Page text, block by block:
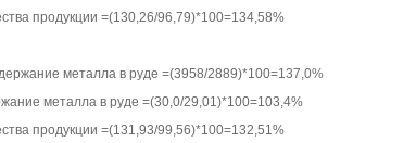
продукции =(130,26/96,79)*100=134,58%
металла в руде =(3958/2889)*100=137,0%
металла в руде =(30,0/29,01)*100=103,4%
продукции =(131,93/99,56)*100=132,51%